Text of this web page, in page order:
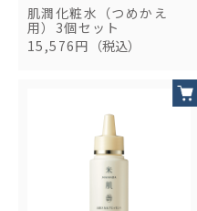
肌潤化粧水（つめかえ
用）3個セット
15,576円 （税込）